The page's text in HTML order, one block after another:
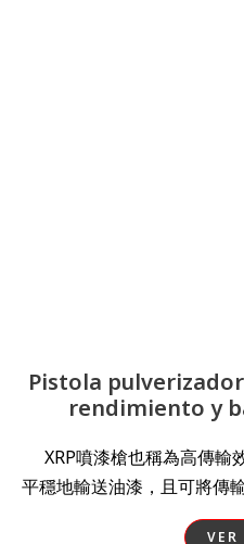
Pistola
rendimiento y
XRP噴漆槍也稱為高傳輸
平穩地輸送油漆，且可將傳
VER